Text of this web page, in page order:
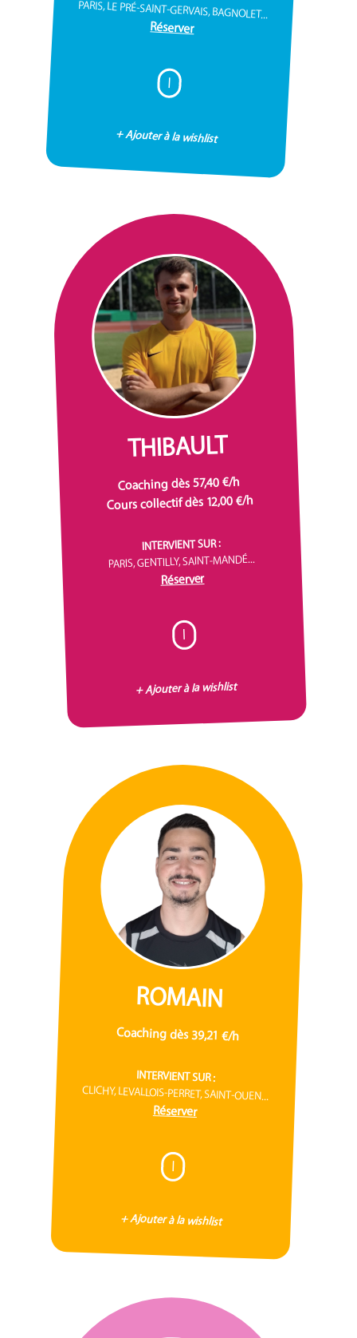
PARIS, LE PRÉ-SAINT-GERVAIS, BAGNOLET...
Réserver
I
+ Ajouter à la wishlist
THIBAULT
Coaching dès 57,40 €/h
Cours collectif dès 12,00 €/h
INTERVIENT SUR :
PARIS, GENTILLY, SAINT-MANDÉ...
Réserver
I
+ Ajouter à la wishlist
ROMAIN
Coaching dès 39,21 €/h
INTERVIENT SUR :
CLICHY, LEVALLOIS-PERRET, SAINT-OUEN...
Réserver
I
+ Ajouter à la wishlist